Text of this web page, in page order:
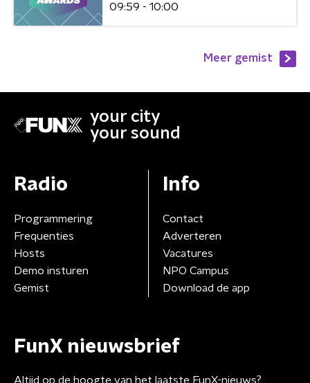
09:59 - 10:00
Meer gemist
your city
your sound
Radio
Programmering
Frequenties
Hosts
Demo insturen
Gemist
Info
Contact
Adverteren
Vacatures
NPO Campus
Download de app
FunX nieuwsbrief
Altijd op de hoogte van het laatste FunX-nieuws?